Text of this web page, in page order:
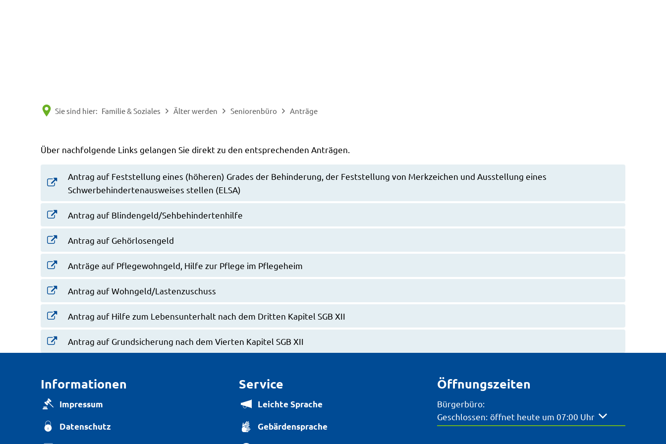
Sie sind hier: Familie & Soziales Älter werden Seniorenbüro Anträge
AnträgeÜber nachfolgende Links gelangen Sie direkt zu den entsprechenden Anträgen.
Antrag auf Feststellung eines (höheren) Grades der Behinderung, der Feststellung von Merkzeichen und Ausstellung eines
Schwerbehindertenausweises stellen (ELSA)
Antrag auf Blindengeld/Sehbehindertenhilfe
Antrag auf Gehörlosengeld
Anträge auf Pflegewohngeld, Hilfe zur Pflege im Pflegeheim
Antrag auf Wohngeld/Lastenzuschuss
Antrag auf Hilfe zum Lebensunterhalt nach dem Dritten Kapitel SGB XII
Antrag auf Grundsicherung nach dem Vierten Kapitel SGB XII
Informationen
Impressum
Datenschutz
Service
Leichte Sprache
Gebärdensprache
Öffnungszeiten
Bürgerbüro:
Klicken, um weitere Öffnungs- oder Schließzeiten
Geschlossen: öffnet heute um 07:00 Uhr